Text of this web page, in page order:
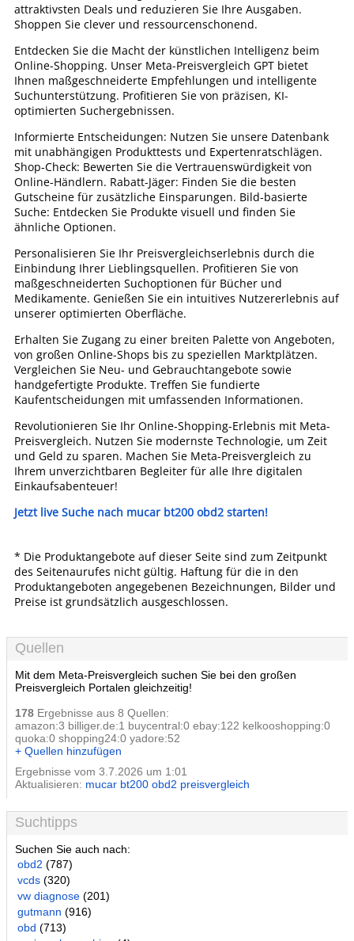
attraktivsten Deals und reduzieren Sie Ihre Ausgaben.
Shoppen Sie clever und ressourcenschonend.
Entdecken Sie die Macht der künstlichen Intelligenz beim
Online-Shopping. Unser Meta-Preisvergleich GPT bietet
Ihnen maßgeschneiderte Empfehlungen und intelligente
Suchunterstützung. Profitieren Sie von präzisen, KI-
optimierten Suchergebnissen.
Informierte Entscheidungen: Nutzen Sie unsere Datenbank
mit unabhängigen Produkttests und Expertenratschlägen.
Shop-Check: Bewerten Sie die Vertrauenswürdigkeit von
Online-Händlern. Rabatt-Jäger: Finden Sie die besten
Gutscheine für zusätzliche Einsparungen. Bild-basierte
Suche: Entdecken Sie Produkte visuell und finden Sie
ähnliche Optionen.
Personalisieren Sie Ihr Preisvergleichserlebnis durch die
Einbindung Ihrer Lieblingsquellen. Profitieren Sie von
maßgeschneiderten Suchoptionen für Bücher und
Medikamente. Genießen Sie ein intuitives Nutzererlebnis auf
unserer optimierten Oberfläche.
Erhalten Sie Zugang zu einer breiten Palette von Angeboten,
von großen Online-Shops bis zu speziellen Marktplätzen.
Vergleichen Sie Neu- und Gebrauchtangebote sowie
handgefertigte Produkte. Treffen Sie fundierte
Kaufentscheidungen mit umfassenden Informationen.
Revolutionieren Sie Ihr Online-Shopping-Erlebnis mit Meta-
Preisvergleich. Nutzen Sie modernste Technologie, um Zeit
und Geld zu sparen. Machen Sie Meta-Preisvergleich zu
Ihrem unverzichtbaren Begleiter für alle Ihre digitalen
Einkaufsabenteuer!
Jetzt live Suche nach mucar bt200 obd2 starten!
* Die Produktangebote auf dieser Seite sind zum Zeitpunkt
des Seitenaurufes nicht gültig. Haftung für die in den
Produktangeboten angegebenen Bezeichnungen, Bilder und
Preise ist grundsätzlich ausgeschlossen.
Quellen
Mit dem Meta-Preisvergleich suchen Sie bei den großen
Preisvergleich Portalen gleichzeitig!
178 Ergebnisse aus 8 Quellen:
amazon:3 billiger.de:1 buycentral:0 ebay:122 kelkooshopping:0
quoka:0 shopping24:0 yadore:52
+ Quellen hinzufügen
Ergebnisse vom 3.7.2026 um 1:01
Aktualisieren: mucar bt200 obd2 preisvergleich
Suchtipps
Suchen Sie auch nach:
obd2 (787)
vcds (320)
vw diagnose (201)
gutmann (916)
obd (713)